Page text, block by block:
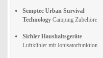
Semptec Urban Survival
Technology Camping Zubehöre
Sichler Haushaltsgeräte
Luftkühler mit Ionisatorfunktion